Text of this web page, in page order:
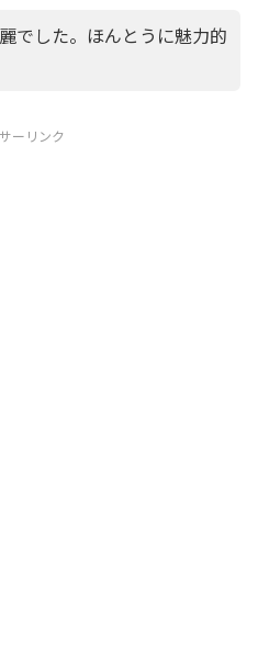
でした。ほんとうに魅力的
ーリンク